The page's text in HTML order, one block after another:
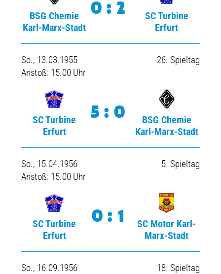
BSG Chemie
Karl-Marx-Stadt
0:2
SC Turbine
Erfurt
So., 13.03.1955
Anstoß: 15.00 Uhr
26. Spieltag
SC Turbine
Erfurt
5:0
BSG Chemie
Karl-Marx-Stadt
So., 15.04.1956
Anstoß: 15.00 Uhr
5. Spieltag
SC Turbine
Erfurt
0:1
SC Motor Karl-
Marx-Stadt
So., 16.09.1956
18. Spieltag